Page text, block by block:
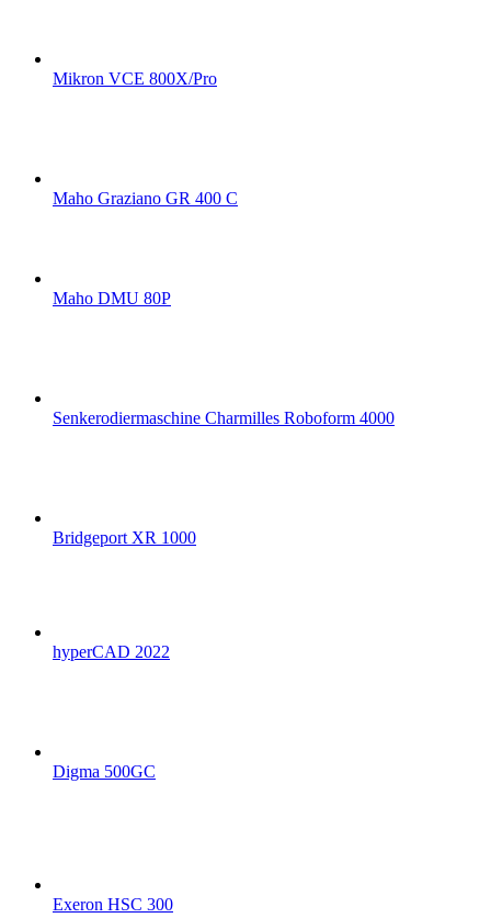
Mikron VCE 800X/Pro
Maho Graziano GR 400 C
Maho DMU 80P
Senkerodiermaschine Charmilles Roboform 4000
Bridgeport XR 1000
hyperCAD 2022
Digma 500GC
Exeron HSC 300